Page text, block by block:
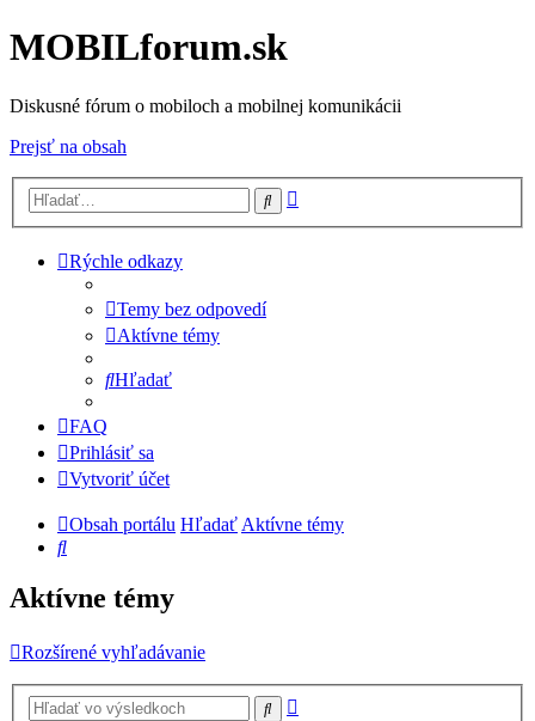
MOBILforum.sk
Diskusné fórum o mobiloch a mobilnej komunikácii
Prejsť na obsah
Hľadať
Rýchle odkazy
Temy bez odpovedí
Aktívne témy
Hľadať
FAQ
Prihlásiť sa
Vytvoriť účet
Obsah portálu HľadaťAktívne témy
Hľadať
Aktívne témy
Rozšírené vyhľadávanie
Hľadať